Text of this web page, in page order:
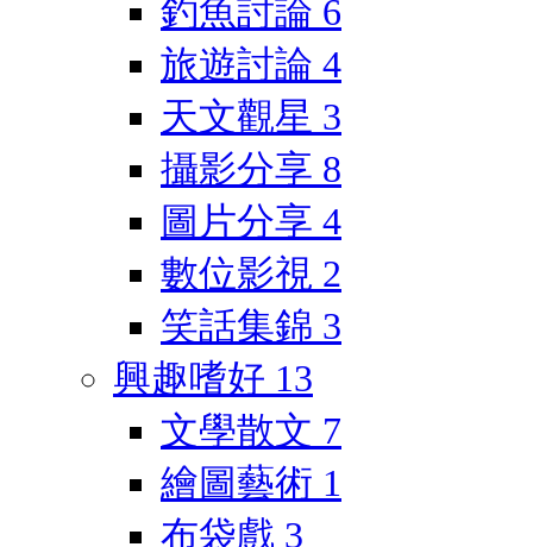
釣魚討論 6
旅遊討論 4
天文觀星 3
攝影分享 8
圖片分享 4
數位影視 2
笑話集錦 3
興趣嗜好 13
文學散文 7
繪圖藝術 1
布袋戲 3